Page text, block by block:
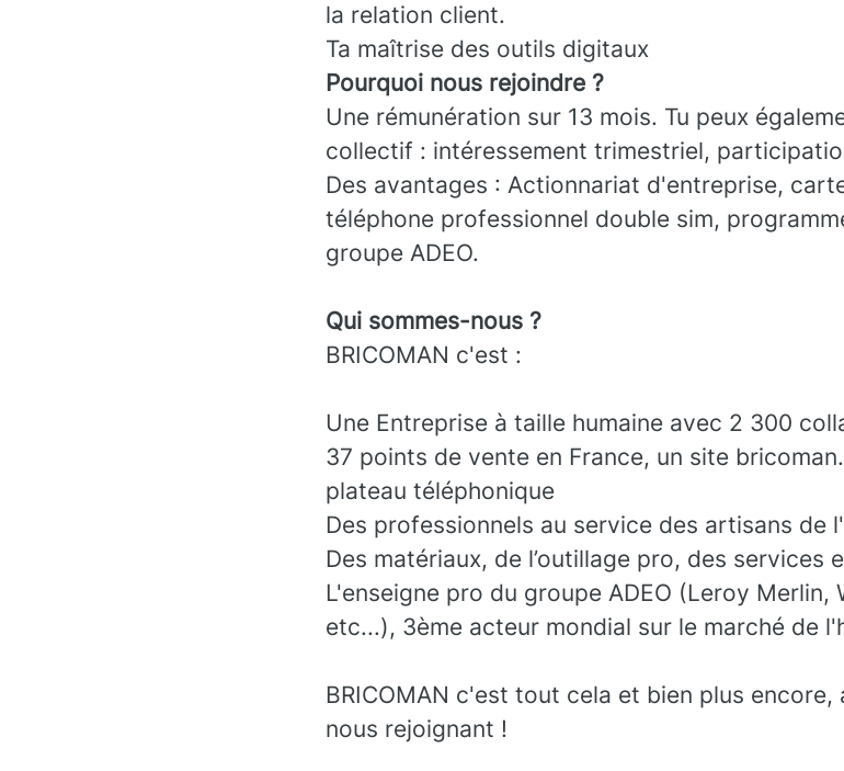
la relation client.
Ta maîtrise des outils digitaux
Pourquoi nous rejoindre ?
Une rémunération sur 13 mois. Tu peux
collectif : intéressement trimestriel,
Des avantages : Actionnariat d'entreprise,
téléphone professionnel double sim,
groupe ADEO.
Qui sommes-nous ?
BRICOMAN c'est :
Une Entreprise à taille humaine avec 2 300
37 points de vente en France, un site
plateau téléphonique
Des professionnels au service des artisans de
Des matériaux, de l’outillage pro, des services
L'enseigne pro du groupe ADEO (Leroy Merlin,
etc...), 3ème acteur mondial sur le marché de
BRICOMAN c'est tout cela et bien plus
nous rejoignant !